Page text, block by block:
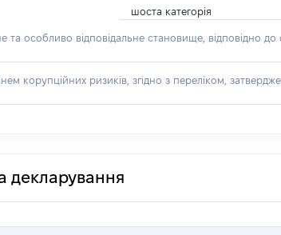
шоста категорія
особливо відповідальне становище, відповідно до
корупційних ризиків, згідно з переліком,
декларування